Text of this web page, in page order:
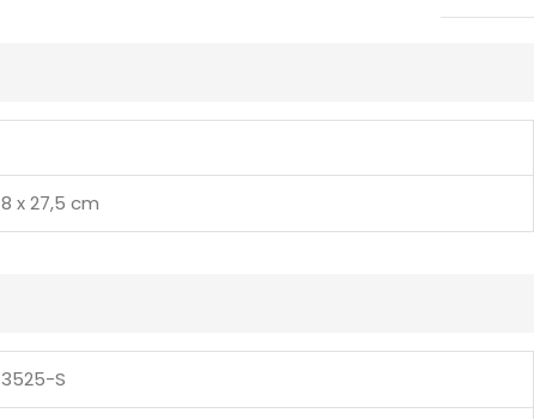
8 x 27,5 cm
3525-S